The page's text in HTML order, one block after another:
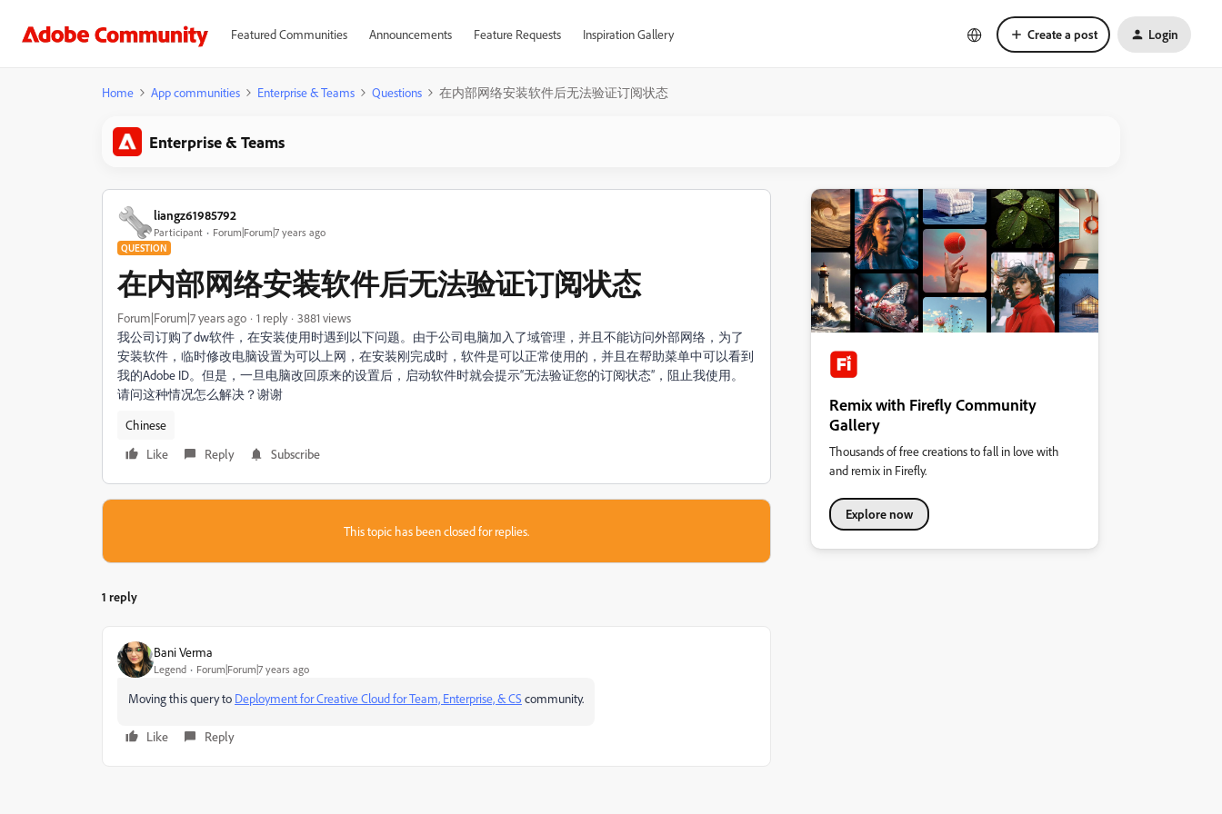
Featured Communities Announcements Feature Requests Inspiration Gallery Create a post Login
Home App communities Enterprise & Teams Questions 在内部网络安装软件后无法验证订阅状态
Enterprise & Teams
liangz61985792
Participant Forum|Forum|7 years ago
QUESTION
在内部网络安装软件后无法验证订阅状态
Forum|Forum|7 years ago 1 reply
3881 views
我公司订购了dw软件，在安装使用时遇到以下问题。由于公司电脑加入了域管理，并且不能访问外部网络，为了
安装软件，临时修改电脑设置为可以上网，在安装刚完成时，软件是可以正常使用的，并且在帮助菜单中可以看到
我的Adobe ID。但是，一旦电脑改回原来的设置后，启动软件时就会提示“无法验证您的订阅状态”，阻止我使用。
请问这种情况怎么解决？谢谢
Chinese
Like
Reply Subscribe
This topic has been closed for replies.
1 reply
Bani Verma
Legend Forum|Forum|7 years ago
Moving this query to Deployment for Creative Cloud for Team, Enterprise, & CS ​ community.
Like Reply
Remix with Firefly Community
Gallery
Thousands of free creations to fall in love with
and remix in Firefly.
Explore now